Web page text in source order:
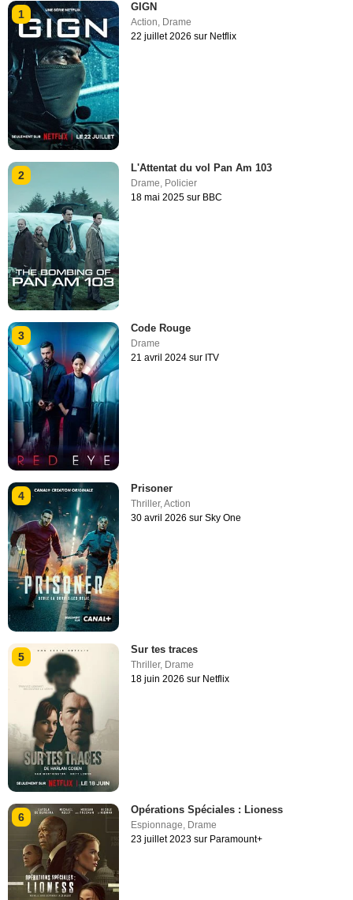
1
GIGN
Action, Drame
22 juillet 2026 sur Netflix
2
L'Attentat du vol Pan Am 103
Drame Policier
18 mai 2025 sur BBC
3
Code Rouge
Drame
21 avril 2024 sur ITV
4
Prisoner
Thriller,Action
30 avril 2026 sur Sky One
5
Sur tes traces
Thriller, Drame
18 juin 2026 sur Netflix
6
Opérations Spéciales : Lioness
Espionnage, Drame
23 juillet 2023 sur Paramount+